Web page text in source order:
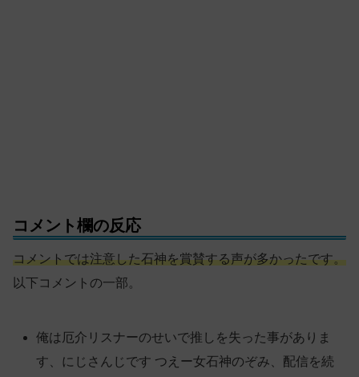
コメント欄の反応
コメントでは注意した石神を賞賛する声が多かったです。
以下コメントの一部。
俺は厄介リスナーのせいで推しを失った事がありま
す、にじさんじです つえー女石神のぞみ、配信を続